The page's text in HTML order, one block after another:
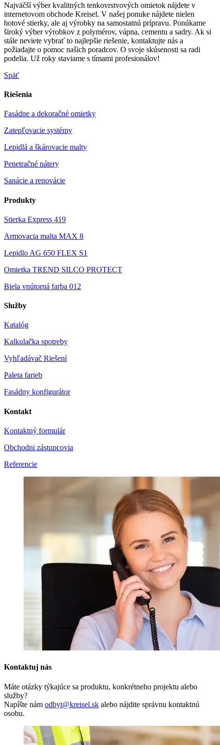
Najväčší výber kvalitných tenkovrstvových omietok nájdete v
internetovom obchode Kreisel. V našej ponuke nájdete nielen
hotové stierky, ale aj výrobky na samostatnú prípravu. Ponúkame
široký výber výrobkov z polymérov, vápna, cementu a sadry. Ak si
stále neviete vybrať to najlepšie riešenie, kontaktujte nás a
požiadajte o pomoc našich poradcov. O svoje skúsenosti sa radi
podelia. Už roky staviame s tímami profesionálov!
Späť
Riešenia
Fasádne a dekoračné omietky
Zatepľovacie systémy
Lepidlá a škárovacie malty
Penetračné nátery
Sanácie a renovácie
Produkty
Stierka Express 419
Armovacia malta MAX 8
Lepidlo AG 650 FLEX S1
Omietka TREND SILCO PROTECT
Biela vnútorná farba 012
Služby
Katalóg
Kalkulačka spotreby
Vyhľadávač Riešení
Paleta farieb
Fasádny konfigurátor
Kontakt
Kontaktný formulár
Obchodni zástupcovia
Referencie
Kontaktuj nás
Máte otázky týkajúce sa produktu, konkrétneho projektu alebo
služby?
Napíšte nám odbyt@kreisel.sk alebo nájdite správnu kontaktnú
osobu.